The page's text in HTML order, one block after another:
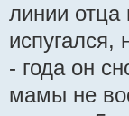
линии
испугался,
- года он
мамы не